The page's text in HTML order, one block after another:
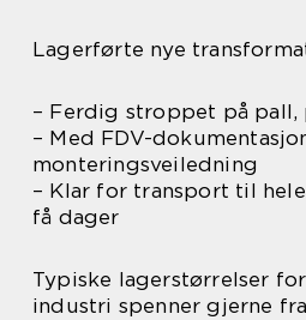
Lagerførte nye
– Ferdig stroppet på pall,
– Med FDV-
monteringsveiledning
– Klar for transport til
få dager
Typiske lagerstørrelser
industri spenner gjerne